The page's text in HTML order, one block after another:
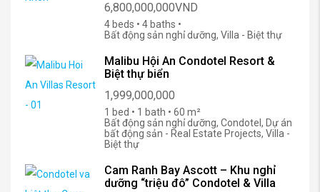
6,800,000,000VND
4 beds • 4 baths •
Bất động sản nghỉ dưỡng, Villa - Biệt thự
Malibu Hội An Condotel Resort &
Biệt thự biển
1,999,000,000
1 bed • 1 bath • 60 m²
Bất động sản nghỉ dưỡng, Condotel, Dự án
bất động sản - Real Estate Projects, Villa -
Biệt thự
Cam Ranh Bay Ascott – Khu nghỉ
dưỡng “triệu đô” Condotel & Villa